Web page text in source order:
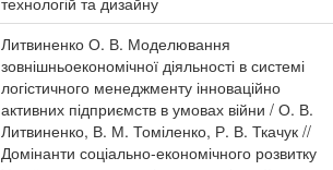
Литвиненко О. В. Моделювання
зовнішньоекономічної діяльності в системі
логістичного менеджменту інноваційно
активних підприємств в умовах війни / О. В.
Литвиненко, В. М. Томіленко, Р. В. Ткачук //
Домінанти соціально-економічного розвитку